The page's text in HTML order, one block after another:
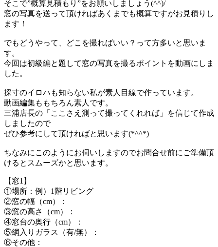
そこで”概算見積もり”をお願いしましょう(^^)/
窓の写真を送って頂ければあくまでも概算ですがお見積りし
ます！
でもどうやって、どこを撮ればいい？って方多いと思いま
す。
今回は初級編と題して窓の写真を撮るポイントを動画にしま
した。
採寸のイロハも知らない私が素人目線で作っています。
動画編集ももちろん素人です。
三浦店長の「ここさえ測って撮ってくれれば」を信じて作成
しましたので
ぜひ参考にして頂ければと思います(*^^*)
ちなみにこのようにお伺いしますのでお問合せ前にご準備頂
けるとスムーズかと思います。
【窓1】
①場所：例）1階リビング
②窓の幅（cm）：
③窓の高さ（cm）：
④窓台の奥行（cm）：
⑤網入りガラス（有/無）：
⑥その他：